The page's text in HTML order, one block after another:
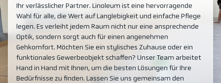
Ihr verlässlicher Partner. Linoleum ist eine hervorragende
Wahl für alle, die Wert auf Langlebigkeit und einfache Pflege
legen. Es verleiht jedem Raum nicht nur eine ansprechende
Optik, sondern sorgt auch für einen angenehmen
Gehkomfort. Möchten Sie ein stylisches Zuhause oder ein
funktionales Gewerbeobjekt schaffen? Unser Team arbeitet
Hand in Hand mit Ihnen, um die besten Lösungen für Ihre
Bedürfnisse zu finden. Lassen Sie uns gemeinsam den